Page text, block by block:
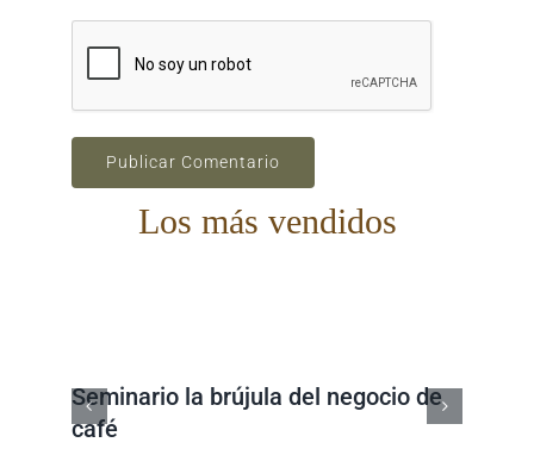
Los más vendidos
Seminario la brújula del negocio de
café